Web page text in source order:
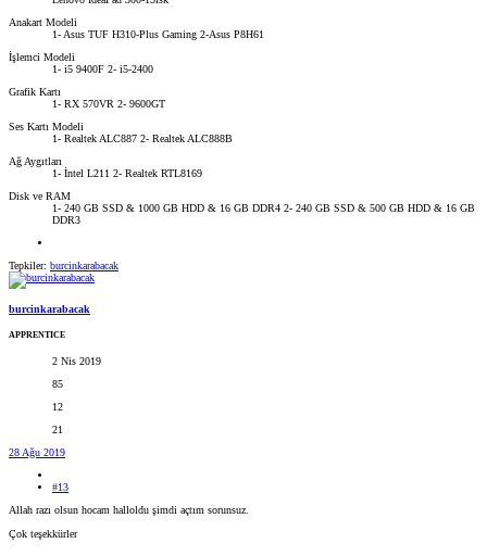
Anakart Modeli
1- Asus TUF H310-Plus Gaming 2-Asus P8H61
İşlemci Modeli
1- i5 9400F 2- i5-2400
Grafik Kartı
1- RX 570VR 2- 9600GT
Ses Kartı Modeli
1- Realtek ALC887 2- Realtek ALC888B
Ağ Aygıtları
1- İntel L211 2- Realtek RTL8169
Disk ve RAM
1- 240 GB SSD & 1000 GB HDD & 16 GB DDR4 2- 240 GB SSD & 500 GB HDD & 16 GB
DDR3
Tepkiler: burcinkarabacak
burcinkarabacak
APPRENTICE
2 Nis 2019
85
12
21
28 Ağu 2019
#13
Allah razı olsun hocam halloldu şimdi açtım sorunsuz.
Çok teşekkürler